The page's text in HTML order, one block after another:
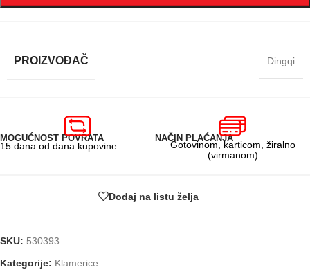
PROIZVOĐAČ Dingqi
MOGUĆNOST POVRATA
15 dana od dana kupovine
NAČIN PLAĆANJA
Gotovinom, karticom, žiralno
(virmanom)
Dodaj na listu želja
SKU: 530393
Kategorije: Klamerice